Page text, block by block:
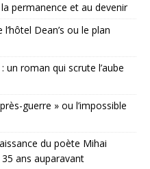
permanence et au devenir
Dean’s ou le plan
roman qui scrute l’aube
guerre » ou l’impossible
du poète Mihai
ans auparavant